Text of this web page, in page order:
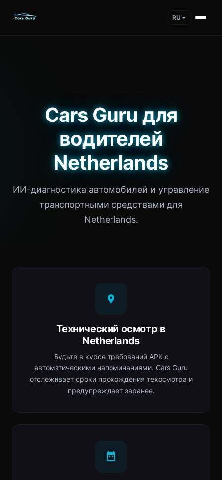
RU
Cars Guru для
водителей
Netherlands
ИИ-диагностика автомобилей и управление
транспортными средствами для
Netherlands.
Технический осмотр в
Netherlands
Будьте в курсе требований APK с
автоматическими напоминаниями. Cars Guru
отслеживает сроки прохождения техосмотра и
предупреждает заранее.